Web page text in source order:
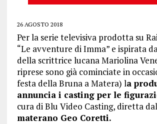
26 AGOSTO 2018
Per la serie televisiva prodotta su
“Le avventure di Imma” e ispirata
della scrittrice lucana Mariolina
riprese sono già cominciate in
festa della Bruna a Matera) la
annuncia i casting per le
cura di Blu Video Casting, diretta dal
materano Geo Coretti.